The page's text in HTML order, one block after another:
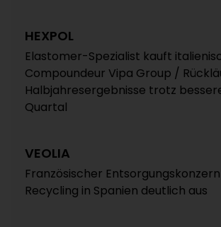
HEXPOL
Elastomer-Spezialist kauft
Compoundeur Vipa Group /
Halbjahresergebnisse trotz
Quartal
VEOLIA
Französischer
Recycling in Spanien deutlich aus